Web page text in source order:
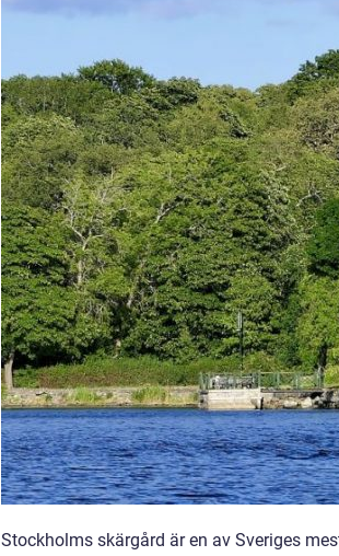
Stockholms skärgård är en av Sveriges